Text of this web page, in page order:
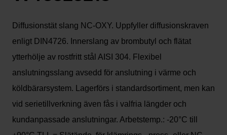
Diffusionstät slang NC-OXY. Uppfyller diffusionskraven
enligt DIN4726. Innerslang av brombutyl och flätat
ytterhölje av rostfritt stål AISI 304. Flexibel
anslutningsslang avsedd för anslutning i värme och
köldbärarsystem. Lagerförs i standardsortiment, men kan
vid serietillverkning även fås i valfria längder och
kundanpassade anslutningar. Arbetstemp.: -20°C till